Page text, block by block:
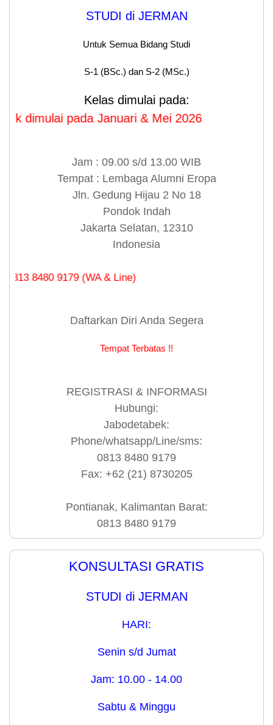
STUDI di JERMAN
Untuk Semua Bidang Studi
S-1 (BSc.) dan S-2 (MSc.)
Kelas dimulai pada:
pada Januari & Mei 2026
Jam : 09.00 s/d 13.00 WIB
Tempat : Lembaga Alumni Eropa
Jln. Gedung Hijau 2 No 18
Pondok Indah
Jakarta Selatan, 12310
Indonesia
9179 (WA & Line)
Daftarkan Diri Anda Segera
Tempat Terbatas !!
REGISTRASI & INFORMASI
Hubungi:
Jabodetabek:
Phone/whatsapp/Line/sms:
0813 8480 9179
Fax: +62 (21) 8730205
Pontianak, Kalimantan Barat:
0813 8480 9179
KONSULTASI GRATIS
STUDI di JERMAN
HARI:
Senin s/d Jumat
Jam: 10.00 - 14.00
Sabtu & Minggu